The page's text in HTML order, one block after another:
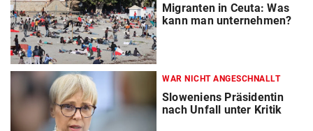
Migranten in Ceuta: Was
kann man unternehmen?
WAR NICHT ANGESCHNALLT
Sloweniens Präsidentin
nach Unfall unter Kritik